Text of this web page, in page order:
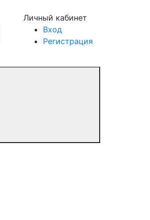
Личный кабинет
Вход
Регистрация